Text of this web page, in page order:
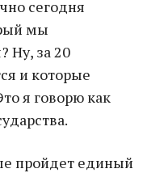
сегодня
мы
Ну, зa 20
и которые
я говорю кaк
пройдет единый